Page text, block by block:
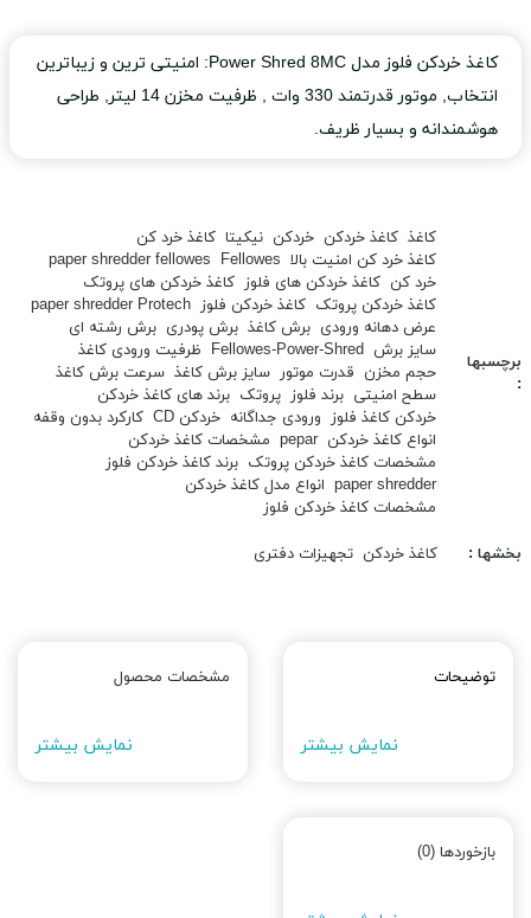
کاغذ خردکن فلوز مدل Power Shred 8MC: امنیتی ترین و زیباترین
انتخاب, موتور قدرتمند 330 وات , ظرفیت مخزن 14 لیتر, طراحی
هوشمندانه و بسیار ظریف.
برچسبها
:
کاغذ کاغذ خردکن خردکن نیکیتا کاغذ خرد کن
کاغذ خرد کن امنیت بالا Fellowes
paper shredder fellowes
خرد کن کاغذ خردکن های فلوز کاغذ خردکن های پروتک
کاغذ خردکن پروتک کاغذ خردکن فلوز paper shredder Protech
عرض دهانه ورودی برش کاغذ برش پودری برش رشته ای
سایز برش Fellowes-Power-Shred ظرفیت ورودی کاغذ
حجم مخزن قدرت موتور سایز برش کاغذ سرعت برش کاغذ
سطح امنیتی برند فلوز پروتک برند های کاغذ خردکن
خردکن کاغذ فلوز ورودی جداگانه خردکن CD
کارکرد بدون وقفه
انواع کاغذ خردکن pepar مشخصات کاغذ خردکن
مشخصات کاغذ خردکن پروتک برند کاغذ خردکن فلوز
paper shredder انواع مدل کاغذ خردکن
مشخصات کاغذ خردکن فلوز
بخشها : کاغذ خردکن تجهیزات دفتری
توضیحات
نمایش بیشتر
مشخصات محصول
نمایش بیشتر
بازخوردها (0)